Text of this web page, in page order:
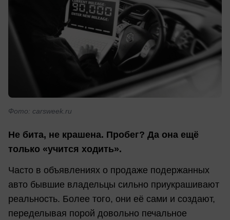
Фото: carsweek.ru
Не бита, не крашена. Пробег? Да она ещё
только «учится ходить».
Часто в объявлениях о продаже подержанных
авто бывшие владельцы сильно приукрашивают
реальность. Более того, они её сами и создают,
переделывая порой довольно печальное